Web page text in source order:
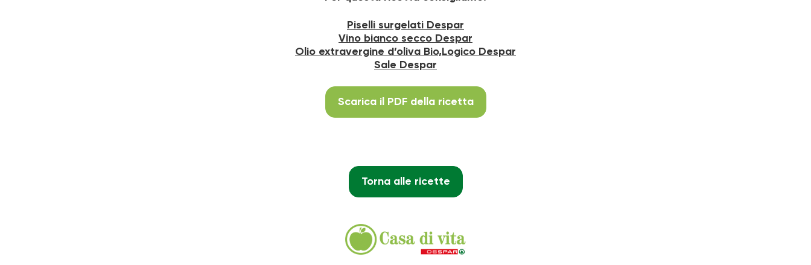
Piselli surgelati Despar
Vino bianco secco Despar
Olio extravergine d’oliva Bio,Logico Despar
Sale Despar
Scarica il PDF della ricetta
Torna alle ricette